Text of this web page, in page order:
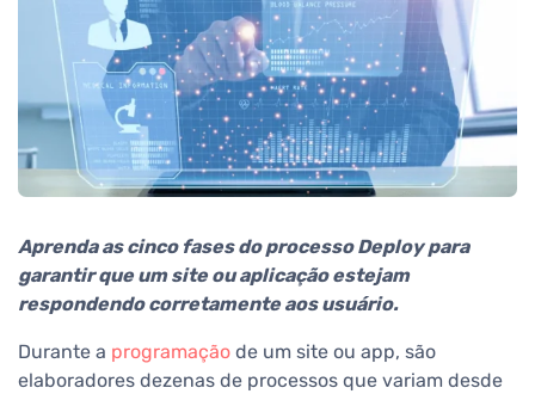
Aprenda as cinco fases do processo Deploy para
garantir que um site ou aplicação estejam
respondendo corretamente aos usuário.
Durante a programação de um site ou app, são
elaboradores dezenas de processos que variam desde